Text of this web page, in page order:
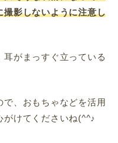
撮影しないように注意し
がまっすぐ立っている
、おもちゃなどを活用
がけてくださいね(^^♪